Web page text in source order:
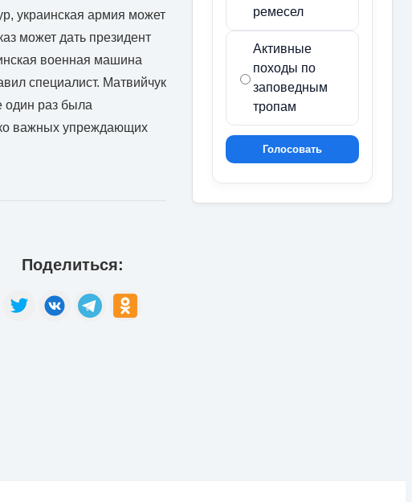
украинская армия может
может дать президент
военная машина
специалист. Матвийчук
один раз была
важных упреждающих
Поделиться:
ремесел
Активные
походы по
заповедным
тропам
Голосовать